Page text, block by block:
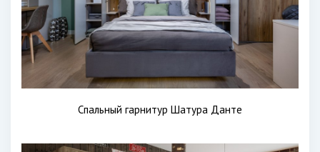
Спальный гарнитур Шатура Данте